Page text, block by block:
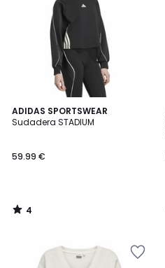
ADIDAS SPORTSWEAR
Sudadera STADIUM
59.99 €
4
/
4
/